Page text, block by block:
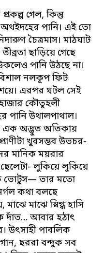
গেল, কিন্তু
পানি। এই তো
চৈত্রমাস। মাঠঘাট
ছাড়িয়ে গেছে
পানি উঠছে না।
নলকূপ ফিট
এরপর ঘটল সেই
কৌতূহলী
পানি উথালপাথাল।
এক অদ্ভুত অতিকায়
খুবসম্ভব উভচর-
মানিক ময়রার
লুকিয়ে লুকিয়ে
ভোটুস— তার মতো
কথা বলছে
মাঝে স্নিগ্ধ হাসি
দাঁত… আবার হঠাৎ
উৎসাহী পাবলিক
ছররা বন্দুক সব